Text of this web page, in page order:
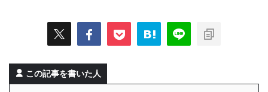
この記事を書いた人